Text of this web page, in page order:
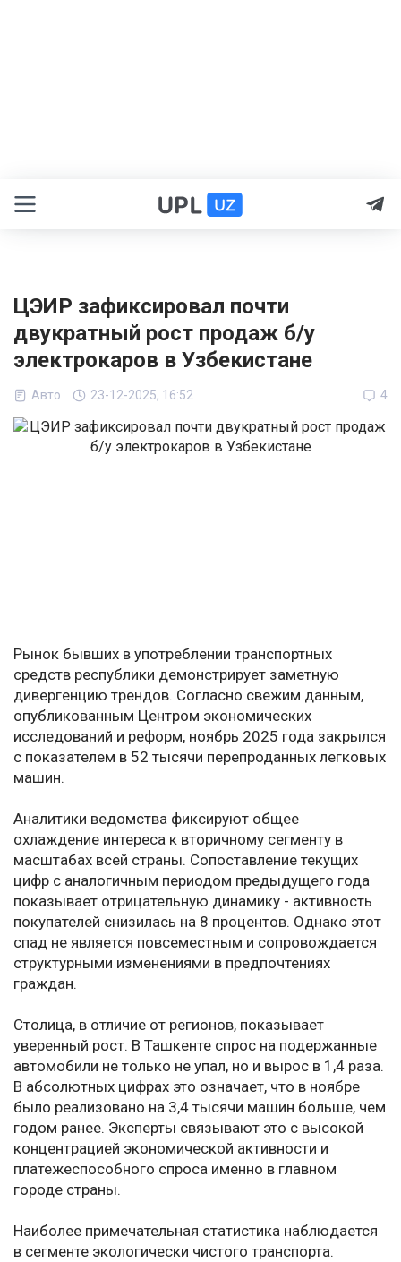
ЦЭИР зафиксировал почти
двукратный рост продаж б/у
электрокаров в Узбекистане
Авто 23-12-2025, 16:52 4
Рынок бывших в употреблении транспортных
средств республики демонстрирует заметную
дивергенцию трендов. Согласно свежим данным,
опубликованным Центром экономических
исследований и реформ, ноябрь 2025 года закрылся
с показателем в 52 тысячи перепроданных легковых
машин.
Аналитики ведомства фиксируют общее
охлаждение интереса к вторичному сегменту в
масштабах всей страны. Сопоставление текущих
цифр с аналогичным периодом предыдущего года
показывает отрицательную динамику - активность
покупателей снизилась на 8 процентов. Однако этот
спад не является повсеместным и сопровождается
структурными изменениями в предпочтениях
граждан.
Столица, в отличие от регионов, показывает
уверенный рост. В Ташкенте спрос на подержанные
автомобили не только не упал, но и вырос в 1,4 раза.
В абсолютных цифрах это означает, что в ноябре
было реализовано на 3,4 тысячи машин больше, чем
годом ранее. Эксперты связывают это с высокой
концентрацией экономической активности и
платежеспособного спроса именно в главном
городе страны.
Наиболее примечательная статистика наблюдается
в сегменте экологически чистого транспорта.